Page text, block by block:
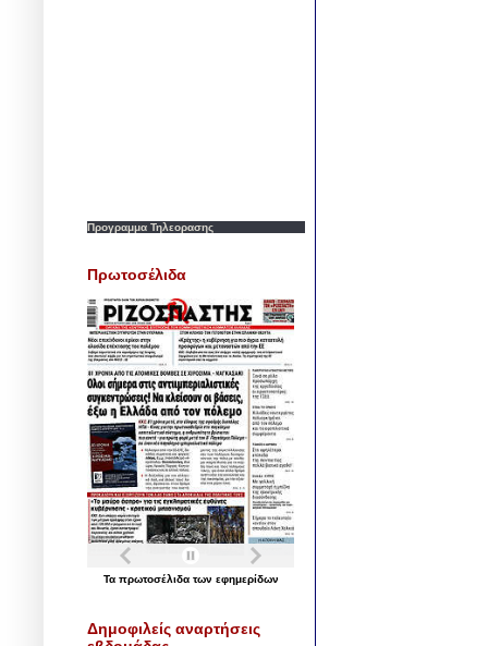
Προγραμμα Τηλεορασης
Πρωτοσέλιδα
Τα πρωτοσέλιδα των εφημερίδων
Δημοφιλείς αναρτήσεις